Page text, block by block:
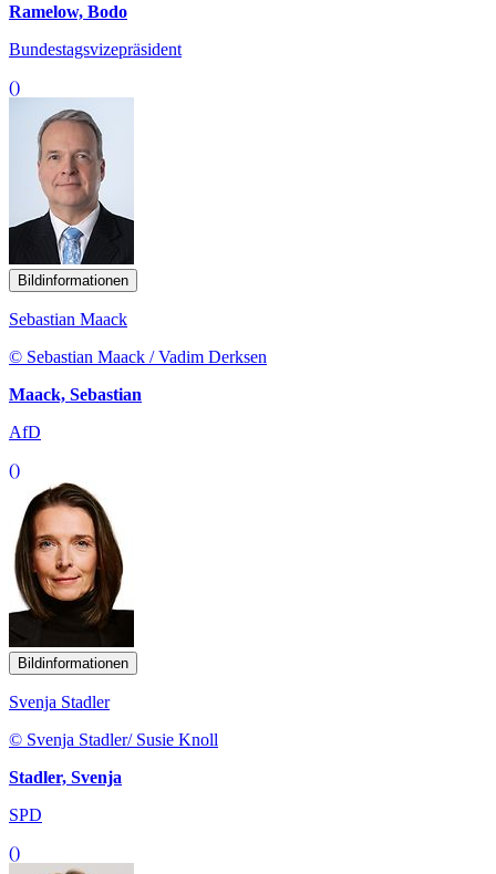
Ramelow, Bodo
Bundestagsvizepräsident
()
Bildinformationen
Sebastian Maack
© Sebastian Maack / Vadim Derksen
Maack, Sebastian
AfD
()
Bildinformationen
Svenja Stadler
© Svenja Stadler/ Susie Knoll
Stadler, Svenja
SPD
()